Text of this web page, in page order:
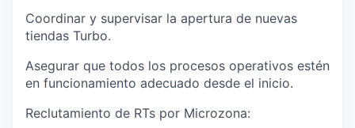
Coordinar y supervisar la apertura de nuevas
tiendas Turbo.
Asegurar que todos los procesos operativos estén
en funcionamiento adecuado desde el inicio.
Reclutamiento de RTs por Microzona: